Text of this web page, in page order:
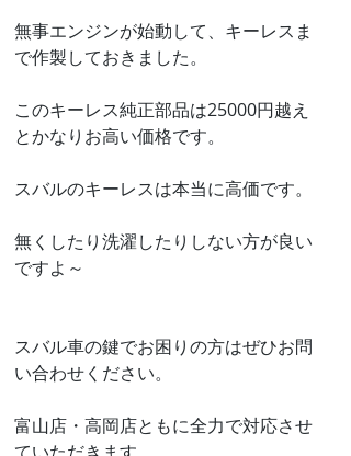
無事エンジンが始動して、キーレスま
で作製しておきました。
このキーレス純正部品は25000円越え
とかなりお高い価格です。
スバルのキーレスは本当に高価です。
無くしたり洗濯したりしない方が良い
ですよ～
スバル車の鍵でお困りの方はぜひお問
い合わせください。
富山店・高岡店ともに全力で対応させ